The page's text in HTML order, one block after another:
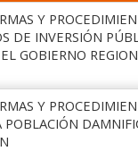
Y
DE INVERSIÓN
GOBIERNO
Y